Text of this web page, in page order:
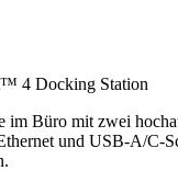
4 Docking Station
im Büro mit zwei
und USB-A/C-